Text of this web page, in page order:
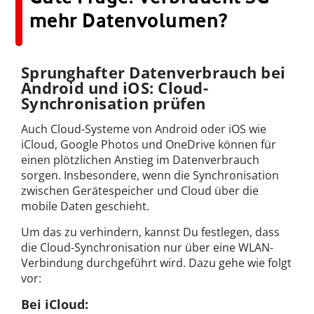
mehr Datenvolumen?
Sprunghafter Datenverbrauch bei
Android und iOS: Cloud-
Synchronisation prüfen
Auch Cloud-Systeme von Android oder iOS wie
iCloud, Google Photos und OneDrive können für
einen plötzlichen Anstieg im Datenverbrauch
sorgen. Insbesondere, wenn die Synchronisation
zwischen Gerätespeicher und Cloud über die
mobile Daten geschieht.
Um das zu verhindern, kannst Du festlegen, dass
die Cloud-Synchronisation nur über eine WLAN-
Verbindung durchgeführt wird. Dazu gehe wie folgt
vor:
Bei iCloud: